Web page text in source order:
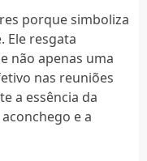
porque simboliza
Ele resgata
não apenas uma
nas reuniões
a essência da
e a